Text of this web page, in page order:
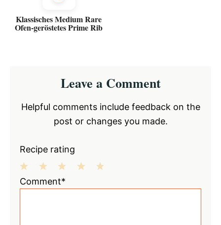
Klassisches Medium Rare
Ofen-geröstetes Prime Rib
InteractionsLeave a Comment
Helpful comments include feedback on the
post or changes you made.
Recipe rating
3
2
1
Comment*